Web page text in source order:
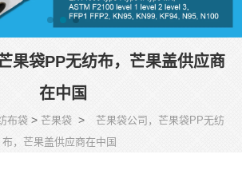
果袋PP无纺布，芒果盖供应商
在中国
布袋 > 芒果袋 >
芒果袋公司，芒果袋PP无纺
布，芒果盖供应商在中国